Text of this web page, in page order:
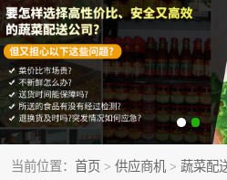
当前位置： 首页 > 供应商机 > 蔬菜配
食堂承包
粮油配送
海鲜配送
调料配送